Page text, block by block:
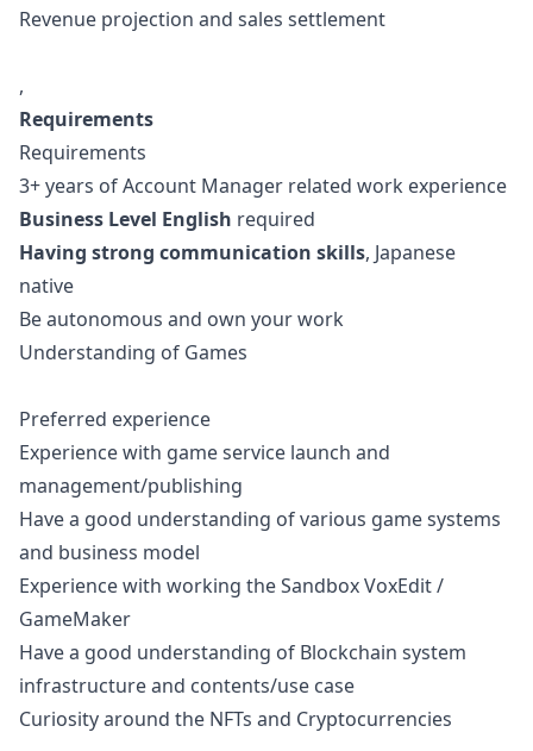
Revenue projection and sales settlement
,
Requirements
Requirements
3+ years of Account Manager related work experience
Business Level English required
Having strong communication skills, Japanese
native
Be autonomous and own your work
Understanding of Games
Preferred experience
Experience with game service launch and
management/publishing
Have a good understanding of various game systems
and business model
Experience with working the Sandbox VoxEdit /
GameMaker
Have a good understanding of Blockchain system
infrastructure and contents/use case
Curiosity around the NFTs and Cryptocurrencies